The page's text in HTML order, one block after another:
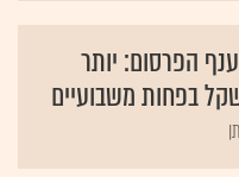
הפרסום: יותר